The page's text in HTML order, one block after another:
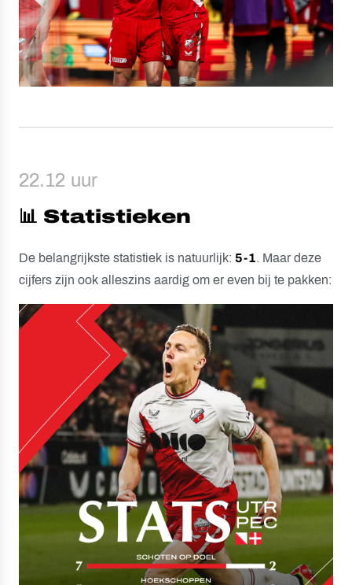
📊 Statistieken
22.12 uur
De belangrijkste statistiek is natuurlijk: 5-1. Maar deze
cijfers zijn ook alleszins aardig om er even bij te pakken: